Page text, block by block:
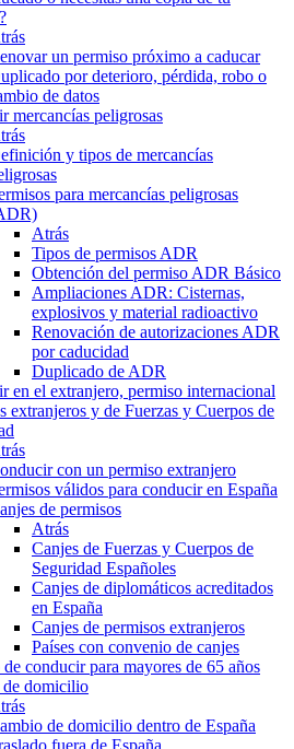
un permiso próximo a caducar
por deterioro, pérdida, robo o
de datos
mercancías peligrosas
y tipos de mercancías
para mercancías peligrosas
Atrás
Tipos de permisos ADR
Obtención del permiso ADR Básico
Ampliaciones ADR: Cisternas,
explosivos y material radioactivo
Renovación de autorizaciones ADR
por caducidad
Duplicado de ADR
en el extranjero, permiso internacional
extranjeros y de Fuerzas y Cuerpos de
con un permiso extranjero
válidos para conducir en España
de permisos
Atrás
Canjes de Fuerzas y Cuerpos de
Seguridad Españoles
Canjes de diplomáticos acreditados
en España
Canjes de permisos extranjeros
Países con convenio de canjes
de conducir para mayores de 65 años
domicilio
de domicilio dentro de España